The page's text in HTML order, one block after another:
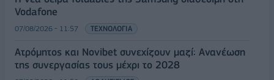
Vodafone
07/08/2026 - 11:57 ΤΕΧΝΟΛΟΓΙΑ
Ατρόμητος και Novibet συνεχίζουν μαζί: Ανανέωση
της συνεργασίας τους μέχρι το 2028